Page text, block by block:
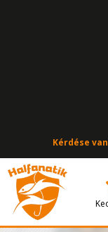
Kérdése